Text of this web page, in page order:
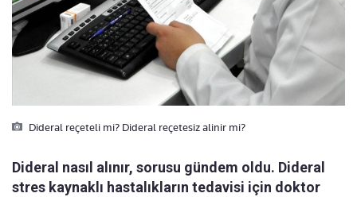
Dideral reçeteli mi? Dideral reçetesiz alinir mi?
Dideral nasıl alınır, sorusu gündem oldu. Dideral
stres kaynaklı hastalıkların tedavisi için doktor